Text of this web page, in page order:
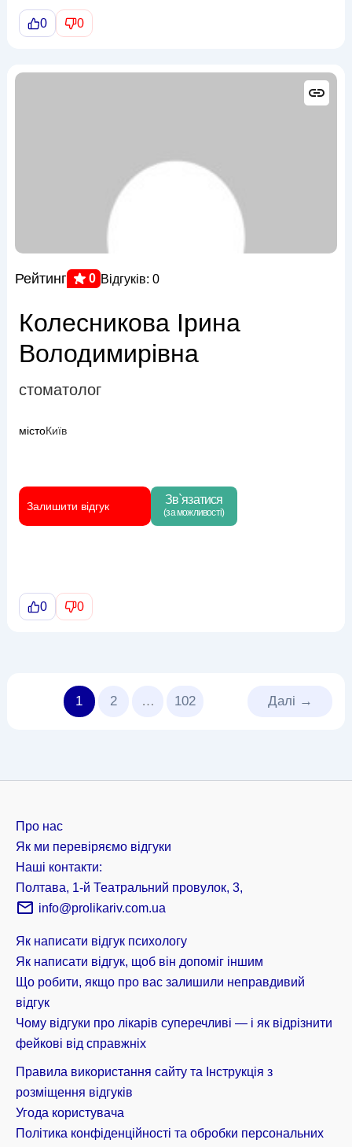
0 0
Рейтинг 0 Відгуків: 0
Колесникова Ірина
Володимирівна
стоматолог
містоКиїв
Залишити відгук Зв`язатися
(за можливості)
0 0
1 2 … 102 Далі →
Про нас
Як ми перевіряємо відгуки
Наші контакти:
Полтава, 1-й Театральний провулок, 3,
info@prolikariv.com.ua
Як написати відгук психологу
Як написати відгук, щоб він допоміг іншим
Що робити, якщо про вас залишили неправдивий
відгук
Чому відгуки про лікарів суперечливі — і як відрізнити
фейкові від справжніх
Правила використання сайту та Інструкція з
розміщення відгуків
Угода користувача
Політика конфіденційності та обробки персональних